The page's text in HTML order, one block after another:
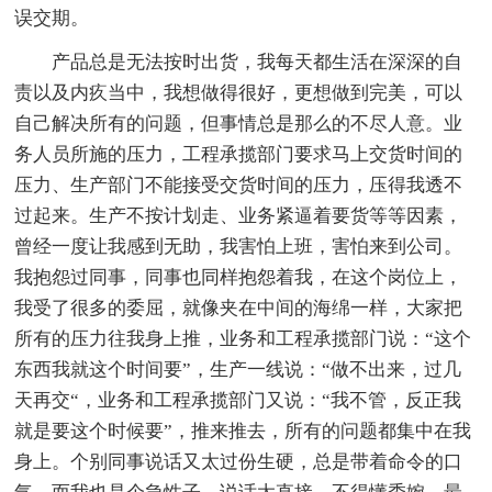
误交期。
产品总是无法按时出货，我每天都生活在深深的自
责以及内疚当中，我想做得很好，更想做到完美，可以
自己解决所有的问题，但事情总是那么的不尽人意。业
务人员所施的压力，工程承揽部门要求马上交货时间的
压力、生产部门不能接受交货时间的压力，压得我透不
过起来。生产不按计划走、业务紧逼着要货等等因素，
曾经一度让我感到无助，我害怕上班，害怕来到公司。
我抱怨过同事，同事也同样抱怨着我，在这个岗位上，
我受了很多的委屈，就像夹在中间的海绵一样，大家把
所有的压力往我身上推，业务和工程承揽部门说：“这个
东西我就这个时间要”，生产一线说：“做不出来，过几
天再交“，业务和工程承揽部门又说：“我不管，反正我
就是要这个时候要”，推来推去，所有的问题都集中在我
身上。个别同事说话又太过份生硬，总是带着命令的口